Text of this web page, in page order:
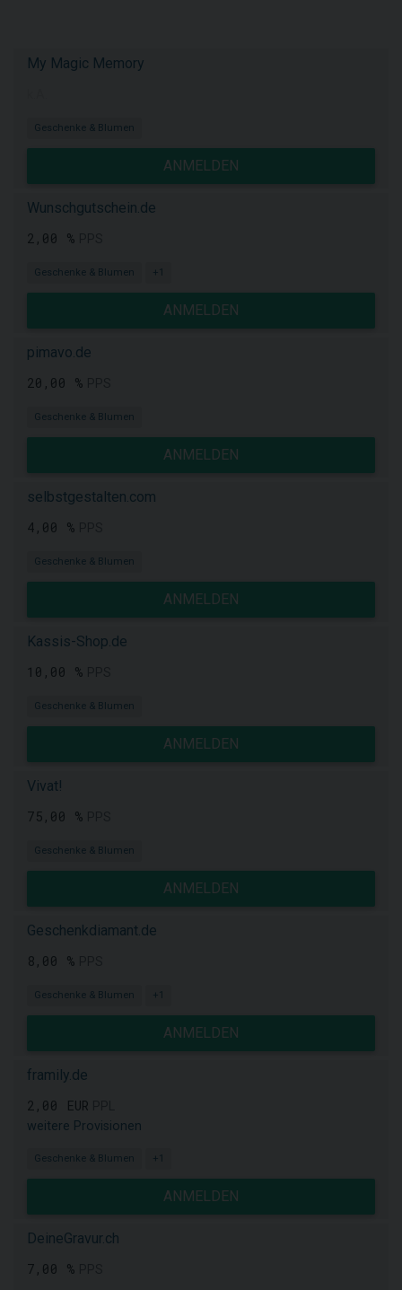
My Magic Memory
Geschenke & Blumen
ANMELDEN
Wunschgutschein.de
2,00 %
Geschenke & Blumen +1
ANMELDEN
pimavo.de
20,00 %
Geschenke & Blumen
ANMELDEN
selbstgestalten.com
4,00 %
Geschenke & Blumen
ANMELDEN
Kassis-Shop.de
10,00 %
Geschenke & Blumen
ANMELDEN
Vivat!
75,00 %
Geschenke & Blumen
ANMELDEN
Geschenkdiamant.de
8,00 %
Geschenke & Blumen +1
ANMELDEN
framily.de
2,00 EUR
weitere Provisionen
Geschenke & Blumen +1
ANMELDEN
DeineGravur.ch
7,00 %